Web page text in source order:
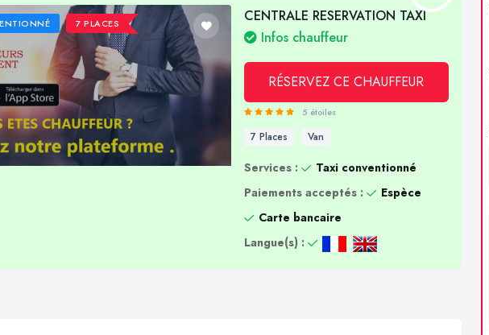
7 PLACES
CENTRALE RESERVATION TAXI
Infos chauffeur
RÉSERVEZ CE CHAUFFEUR
5 étoiles
7 Places Van
Services :
Taxi conventionné
Paiements acceptés :
Espèce
Carte bancaire
Langue(s) :